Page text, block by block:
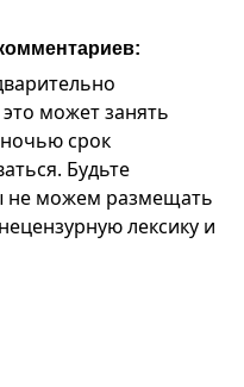
может занять
срок
Будьте
не можем размещать
лексику и